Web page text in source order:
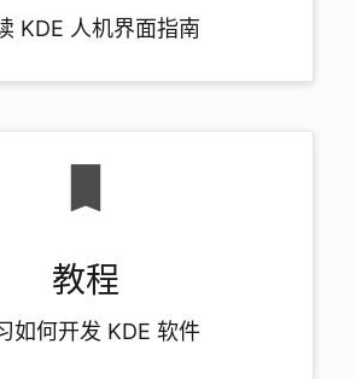
KDE 人机界面指南
教程
如何开发 KDE 软件